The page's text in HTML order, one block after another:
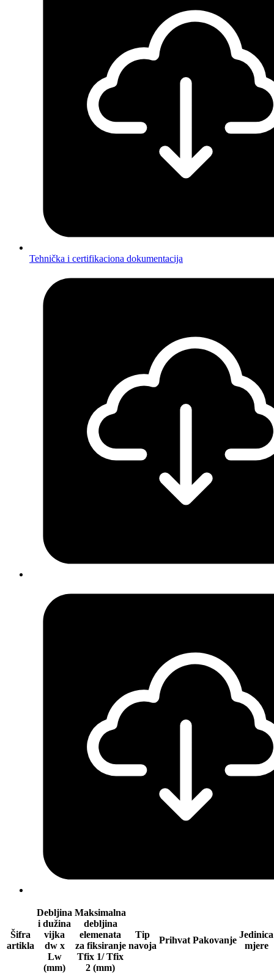
Tehnička i certifikaciona dokumentacija
Šifra
artikla
Debljina
i dužina
vijka
dw x
Lw
(mm)
Maksimalna
debljina
elemenata
za fiksiranje
Tfix 1/ Tfix
2 (mm)
Tip
navoja
Prihvat Pakovanje
Jedinica
mjere